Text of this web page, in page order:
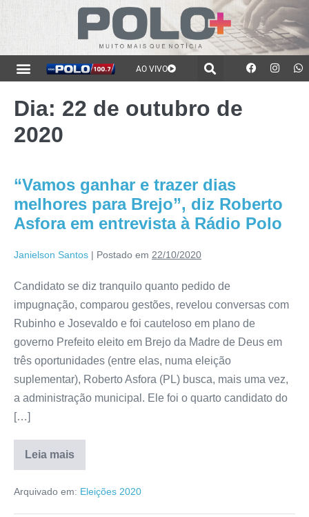
AO VIVO
Dia: 22 de outubro de
2020
“Vamos ganhar e trazer dias
melhores para Brejo”, diz Roberto
Asfora em entrevista à Rádio Polo
Janielson Santos | Postado em 22/10/2020
Candidato se diz tranquilo quanto pedido de
impugnação, comparou gestões, revelou conversas com
Rubinho e Josevaldo e foi cauteloso em plano de
governo Prefeito eleito em Brejo da Madre de Deus em
três oportunidades (entre elas, numa eleição
suplementar), Roberto Asfora (PL) busca, mais uma vez,
a administração municipal. Ele foi o quarto candidato do
[…]
Leia mais
Arquivado em: Eleições 2020